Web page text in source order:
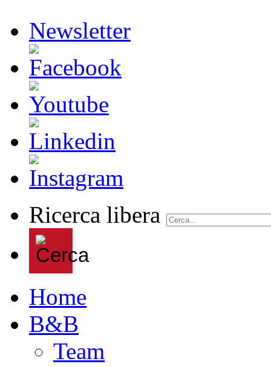
Newsletter
Ricerca libera
Home
B&B
Team